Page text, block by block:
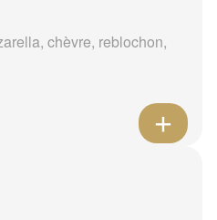
chèvre, reblochon,